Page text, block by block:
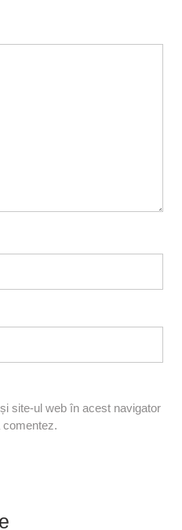
site-ul web în acest navigator
comentez.